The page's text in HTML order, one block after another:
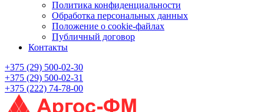
Политика конфиденциальности
Обработка персональных данных
Положение о cookie-файлах
Публичный договор
Контакты
+375 (29) 500-02-30
+375 (29) 500-02-31
+375 (222) 74-78-00